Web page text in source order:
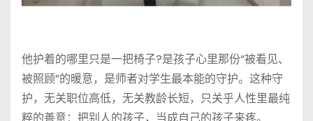
他护着的哪里只是一把椅子?是孩子心里那份“被看见、
被照顾”的暖意，是师者对学生最本能的守护。这种守
护，无关职位高低，无关教龄长短，只关乎人性里最纯